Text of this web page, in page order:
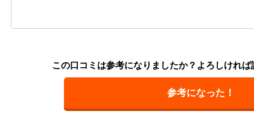
この口コミは参考になりましたか？よろしければ
参考になった！